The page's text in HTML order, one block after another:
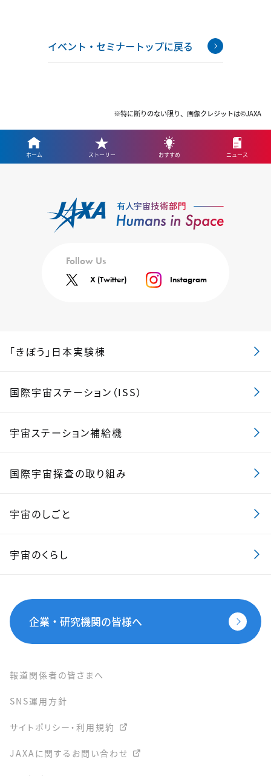
イベント・セミナートップに戻る
※特に断りのない限り、画像クレジットは©JAXA
ホーム ストーリー おすすめ ニュース
Follow Us
X (Twitter) Instagram
「きぼう」日本実験棟
国際宇宙ステーション（ISS）
宇宙ステーション補給機
国際宇宙探査の取り組み
宇宙のしごと
宇宙のくらし
企業・研究機関の皆様へ
報道関係者の皆さまへ
SNS運用方針
サイトポリシー・利用規約
JAXAに関するお問い合わせ